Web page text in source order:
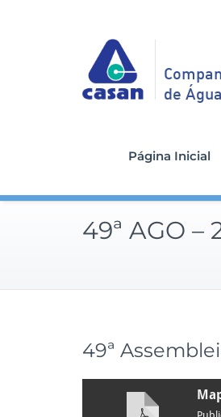
de
Página Inicial
49ª AGO –
49ª